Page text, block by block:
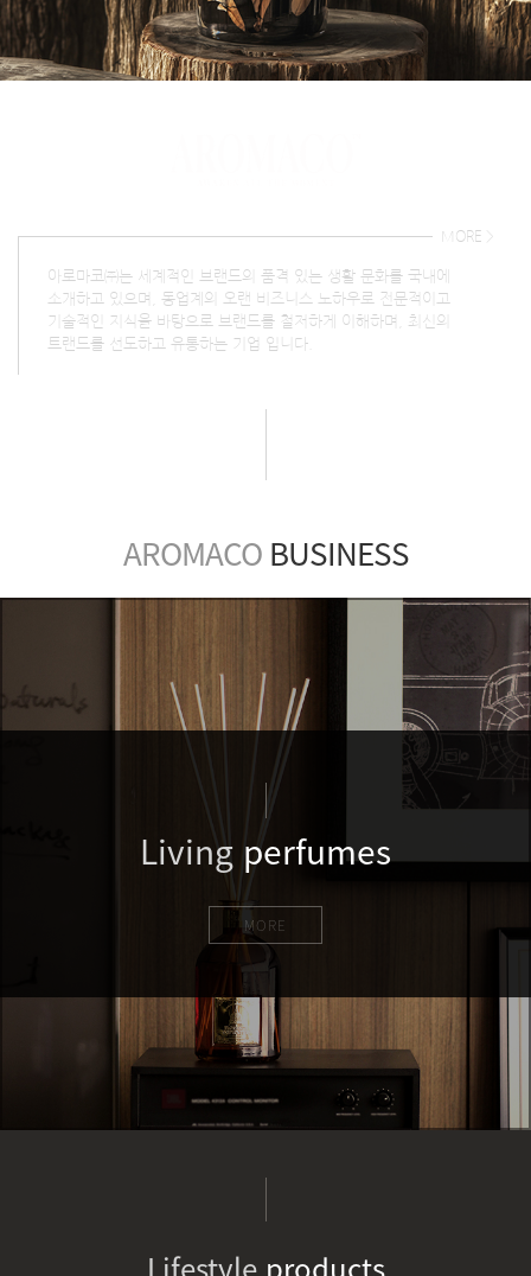
아로마코㈜는 세계적인 브랜드의 품격 있는 생활 문화를 국내에
소개하고 있으며, 동업계의 오랜 비즈니스 노하우로 전문적이고
기술적인 지식을 바탕으로 브랜드를 철저하게 이해하며, 최신의
트랜드를 선도하고 유통하는 기업 입니다.
MORE >
AROMACO BUSINESS
Living perfumes
MORE